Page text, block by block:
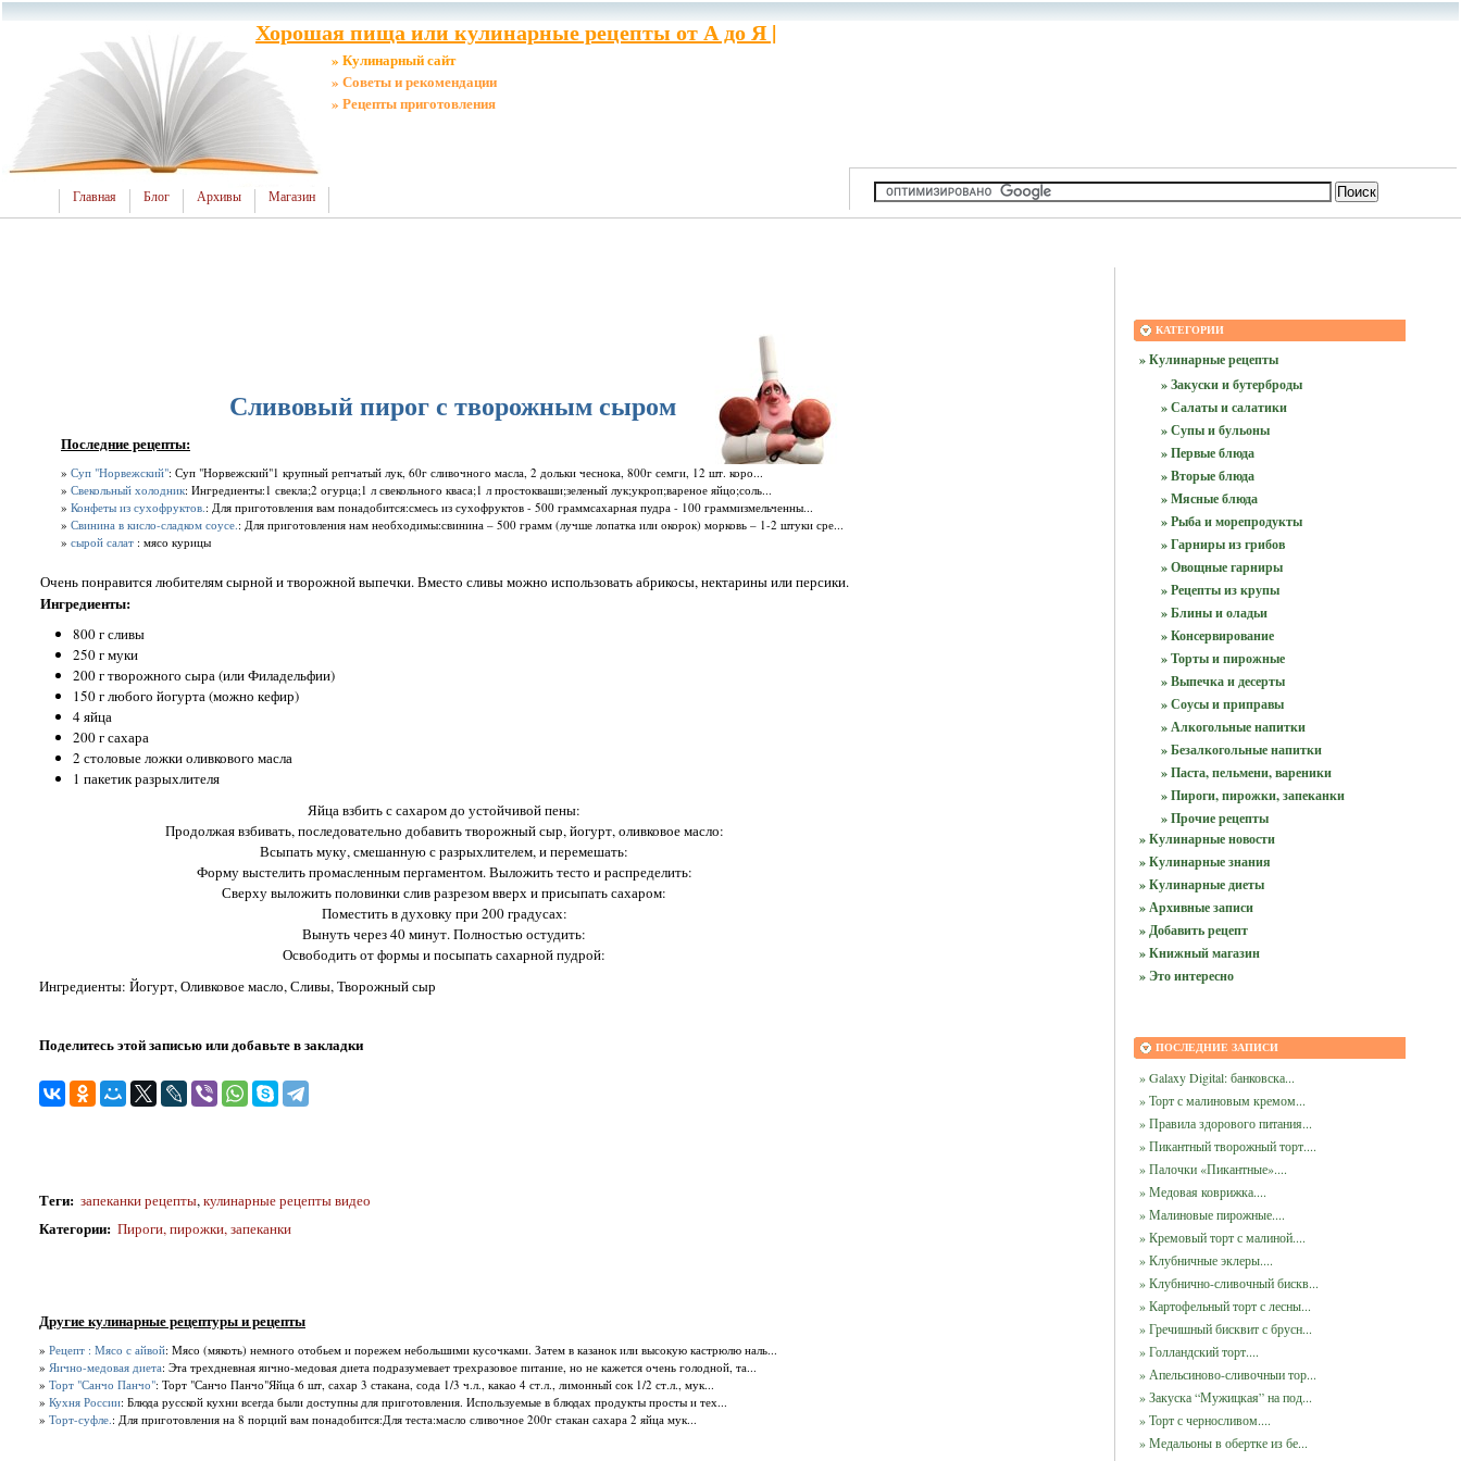
Хорошая пища или кулинарные рецепты от А до Я |
» Кулинарный сайт
» Советы и рекомендации
» Рецепты приготовления
Главная Блог Архивы Магазин
Сливовый пирог с творожным сыром
Последние рецепты:
» Суп "Норвежский": Суп "Норвежский"1 крупный репчатый лук, 60г сливочного масла, 2 дольки чеснока, 800г семги, 12 шт. коро...
» Свекольный холодник: Ингредиенты:1 свекла;2 огурца;1 л свекольного кваса;1 л простокваши;зеленый лук;укроп;вареное яйцо;соль...
» Конфеты из сухофруктов. : Для приготовления вам понадобится:смесь из сухофруктов - 500 граммсахарная пудра - 100 граммизмельченны...
» Свинина в кисло-сладком соусе. : Для приготовления нам необходимы:свинина – 500 грамм (лучше лопатка или окорок) морковь – 1-2 штуки сре...
» сырой салат : мясо курицы
Очень понравится любителям сырной и творожной выпечки. Вместо сливы можно использовать абрикосы, нектарины или персики.
Ингредиенты:
800 г сливы
250 г муки
200 г творожного сыра (или Филадельфии)
150 г любого йогурта (можно кефир)
4 яйца
200 г сахара
2 столовые ложки оливкового масла
1 пакетик разрыхлителя
Яйца взбить с сахаром до устойчивой пены:
Продолжая взбивать, последовательно добавить творожный сыр, йогурт, оливковое масло:
Всыпать муку, смешанную с разрыхлителем, и перемешать:
Форму выстелить промасленным пергаментом. Выложить тесто и распределить:
Сверху выложить половинки слив разрезом вверх и присыпать сахаром:
Поместить в духовку при 200 градусах:
Вынуть через 40 минут. Полностью остудить:
Освободить от формы и посыпать сахарной пудрой:
Ингредиенты: Йогурт, Оливковое масло, Сливы, Творожный сыр
Поделитесь этой записью или добавьте в закладки
Теги: запеканки рецепты,кулинарные рецепты видео
Категории: Пироги, пирожки, запеканки
Другие кулинарные рецептуры и рецепты
» Рецепт : Мясо с айвой: Мясо (мякоть) немного отобьем и порежем небольшими кусочками. Затем в казанок или высокую кастрюлю наль...
» Яично-медовая диета: Эта трехдневная яично-медовая диета подразумевает трехразовое питание, но не кажется очень голодной, та...
» Торт "Санчо Панчо": Торт "Санчо Панчо"Яйца 6 шт, сахар 3 стакана, сода 1/3 ч.л., какао 4 ст.л., лимонный сок 1/2 ст.л., мук...
» Кухня России: Блюда русской кухни всегда были доступны для приготовления. Используемые в блюдах продукты просты и тех...
» Торт-суфле. : Для приготовления на 8 порций вам понадобится:Для теста:масло сливочное 200г стакан сахара 2 яйца мук...
КАТЕГОРИИ
» Кулинарные рецепты
» Закуски и бутерброды
» Салаты и салатики
» Супы и бульоны
» Первые блюда
» Вторые блюда
» Мясные блюда
» Рыба и морепродукты
» Гарниры из грибов
» Овощные гарниры
» Рецепты из крупы
» Блины и оладьи
» Консервирование
» Торты и пирожные
» Выпечка и десерты
» Соусы и приправы
» Алкогольные напитки
» Безалкогольные напитки
» Паста, пельмени, вареники
» Пироги, пирожки, запеканки
» Прочие рецепты
» Кулинарные новости
» Кулинарные знания
» Кулинарные диеты
» Архивные записи
» Добавить рецепт
» Книжный магазин
» Это интересно
ПОСЛЕДНИЕ ЗАПИСИ
» Galaxy Digital: банковска...
» Торт с малиновым кремом...
» Правила здорового питания...
» Пикантный творожный торт....
» Палочки «Пикантные»....
» Медовая коврижка....
» Малиновые пирожные....
» Кремовый торт с малиной....
» Клубничные эклеры....
» Клубнично-сливочный бискв...
» Картофельный торт с лесны...
» Гречишный бисквит с брусн...
» Голландский торт....
» Апельсиново-сливочныи тор...
» Закуска “Мужицкая” на под...
» Торт с черносливом....
» Медальоны в обертке из бе...